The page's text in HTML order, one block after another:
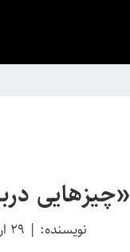
«چیزهایی
نویسنده: | 29 اردیبهشت 1395